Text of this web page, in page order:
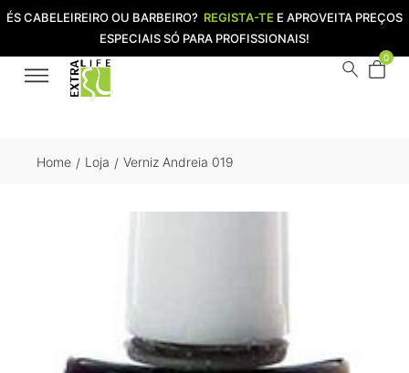
ÉS CABELEIREIRO OU BARBEIRO? REGISTA-TE E APROVEITA PREÇOS
ESPECIAIS SÓ PARA PROFISSIONAIS!
0
Home / Loja / Verniz Andreia 019